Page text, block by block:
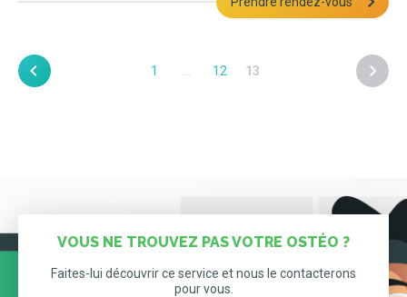
1 12 13
VOUS NE TROUVEZ PAS VOTRE OSTÉO ?
Faites-lui découvrir ce service et nous le contacterons
pour vous.